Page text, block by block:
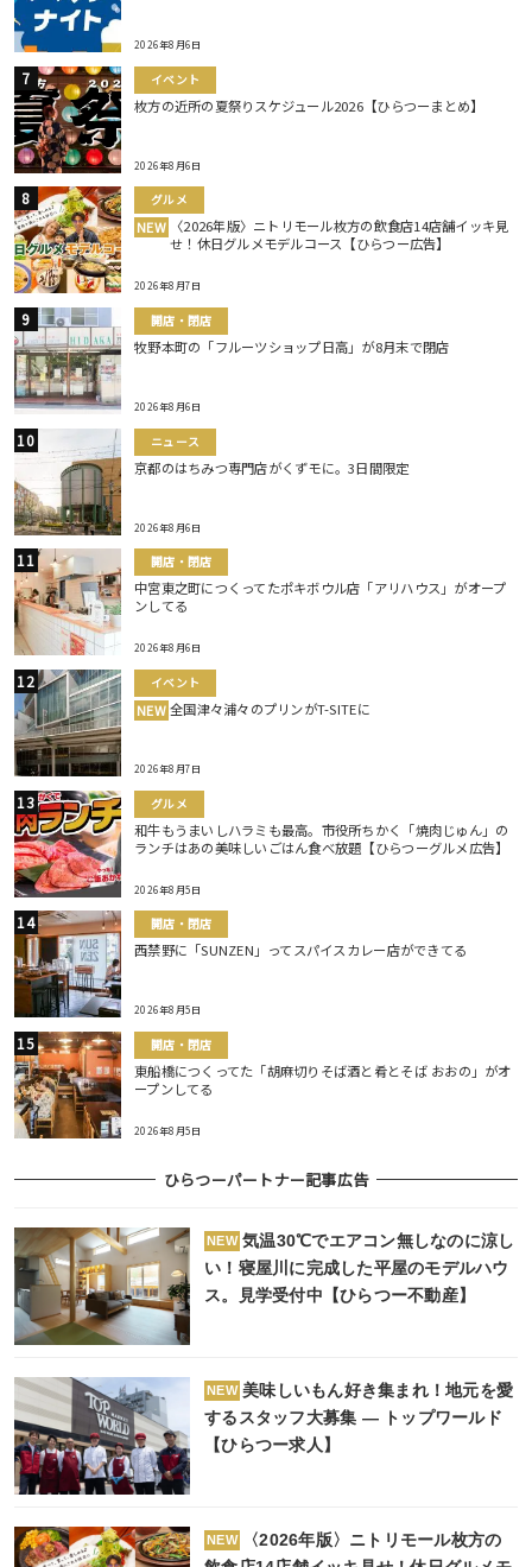
2026年8月6日
イベント
枚方の近所の夏祭りスケジュール2026【ひらつーまとめ】
2026年8月6日
グルメ
NEW 〈2026年版〉ニトリモール枚方の飲食店14店舗イッキ見
せ！休日グルメモデルコース【ひらつー広告】
2026年8月7日
開店・閉店
牧野本町の「フルーツショップ日高」が8月末で閉店
2026年8月6日
ニュース
京都のはちみつ専門店がくずモに。3日間限定
2026年8月6日
開店・閉店
中宮東之町につくってたポキボウル店「アリハウス」がオープ
ンしてる
2026年8月6日
イベント
NEW 全国津々浦々のプリンがT-SITEに
2026年8月7日
グルメ
和牛もうまいしハラミも最高。市役所ちかく「焼肉じゅん」の
ランチはあの美味しいごはん食べ放題【ひらつーグルメ広告】
2026年8月5日
開店・閉店
西禁野に「SUNZEN」ってスパイスカレー店ができてる
2026年8月5日
開店・閉店
東船橋につくってた「胡麻切りそば酒と肴とそば おおの」がオ
ープンしてる
2026年8月5日
ひらつーパートナー記事広告
NEW 気温30℃でエアコン無しなのに涼し
い！寝屋川に完成した平屋のモデルハウ
ス。見学受付中【ひらつー不動産】
NEW 美味しいもん好き集まれ！地元を愛
するスタッフ大募集 ― トップワールド
【ひらつー求人】
NEW
〈2026年版〉ニトリモール枚方の